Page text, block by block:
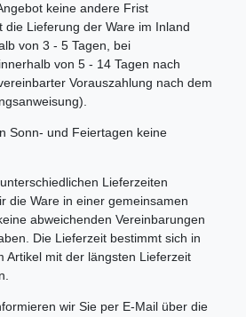
keine andere Frist
die Lieferung der Ware im Inland
von 3 - 5 Tagen, bei
von 5 - 14 Tagen nach
Vorauszahlung nach dem
Sonn- und Feiertagen keine
Lieferzeiten
die Ware in einer gemeinsamen
abweichenden Vereinbarungen
Die Lieferzeit bestimmt sich in
Artikel mit der längsten Lieferzeit
wir Sie per E-Mail über die